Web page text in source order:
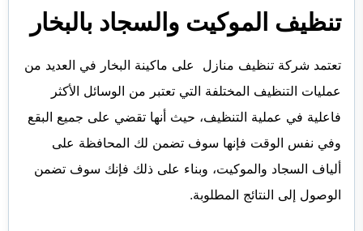
تنظيف الموكيت والسجاد بالبخار
تعتمد شركة تنظيف منازل على ماكينة البخار في العديد من
عمليات التنظيف المختلفة التي تعتبر من الوسائل الأكثر
فاعلية في عملية التنظيف، حيث أنها تقضي على جميع البقع
وفي نفس الوقت فإنها سوف تضمن لك المحافظة على
ألياف السجاد والموكيت، وبناء على ذلك فإنك سوف تضمن
الوصول إلى النتائج المطلوبة.